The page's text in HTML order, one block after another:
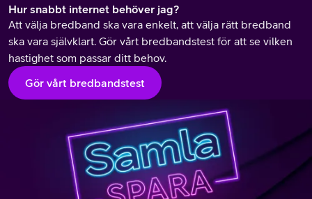
Hur snabbt internet behöver jag?
Att välja bredband ska vara enkelt, att välja rätt bredband
ska vara självklart. Gör vårt bredbandstest för att se vilken
hastighet som passar ditt behov.
Gör vårt bredbandstest